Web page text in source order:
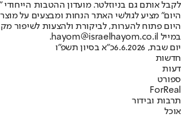
לקבל אותם גם בניוזלטר. מועדון ההטבות
היום" מציע לגולשי האתר הנחות ומבצעים על
היום פתוח להערות, לביקורת ולהצעות לשיפור
במייל hayom@israelhayom.co.il.
יום שבת, 6.6.2026
כ"א בסיון תשפ"ו
חדשות
דעות
ספורט
ForReal
תרבות ובידור
אוכל